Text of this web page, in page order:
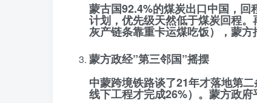
蒙古国92.4%的煤炭出口中国，
计划，优先级天然低于煤炭回程
灰产链条靠重卡运煤吃饭）， 蒙方
蒙方政经”第三邻国”摇摆
中蒙跨境铁路谈了21年才落地第
线下工程才完成26%）。蒙方政府